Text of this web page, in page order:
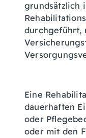
grundsätzlich
durchgeführt,
Eine
dauerhaften
oder
oder mit den